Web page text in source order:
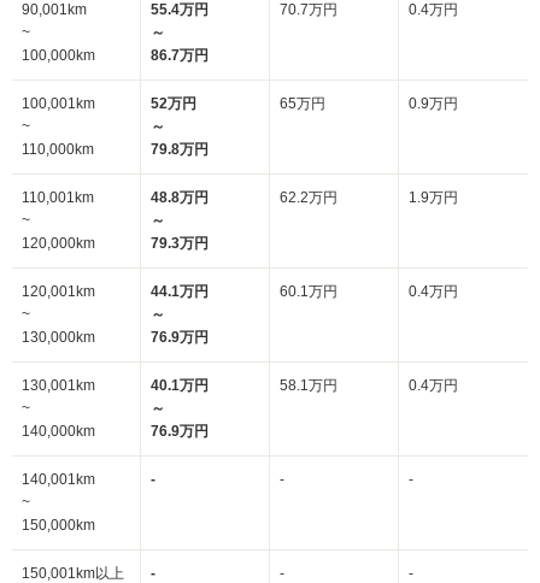
90,001km
~
100,000km
55.4万円
～
86.7万円
70.7万円 0.4万円
100,001km
~
110,000km
52万円
～
79.8万円
65万円 0.9万円
110,001km
~
120,000km
48.8万円
～
79.3万円
62.2万円 1.9万円
120,001km
~
130,000km
44.1万円
～
76.9万円
60.1万円 0.4万円
130,001km
~
140,000km
40.1万円
～
76.9万円
58.1万円 0.4万円
140,001km
~
150,000km
- - -
150,001km以上 - - -